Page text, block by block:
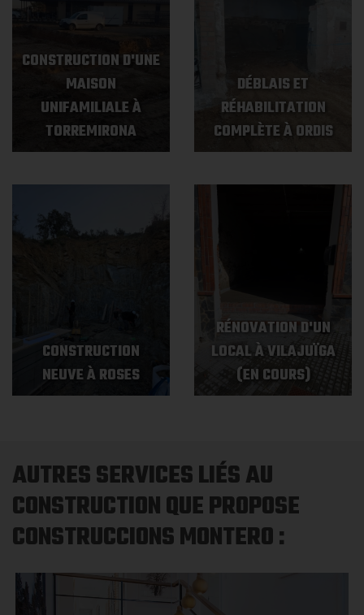
CONSTRUCTION D'UNE
MAISON
UNIFAMILIALE À
TORREMIRONA
DÉBLAIS ET
RÉHABILITATION
COMPLÈTE À ORDIS
CONSTRUCTION
NEUVE À ROSES
RÉNOVATION D'UN
LOCAL À VILAJUÏGA
(EN COURS)
AUTRES SERVICES LIÉS AU
CONSTRUCTION QUE PROPOSE
CONSTRUCCIONS MONTERO :